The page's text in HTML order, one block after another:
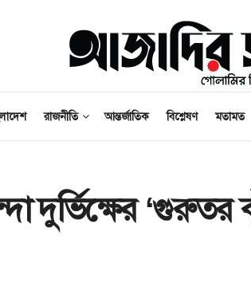
রাজনীতি আন্তর্জাতিক বিশ্লেষণ মতামত
দুর্ভিক্ষের ‘গুরুতর